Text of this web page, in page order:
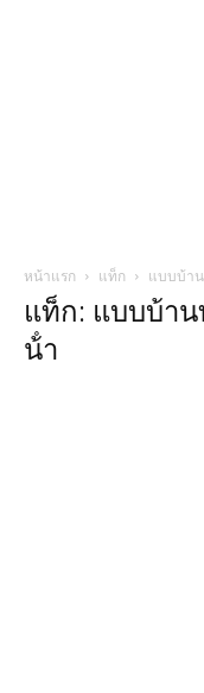
หน้าแรก แท็ก แบบบ้า
แท็ก: แบบบ้าน
น้ํา